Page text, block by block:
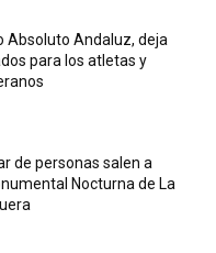
Absoluto Andaluz, deja
para los atletas y
de personas salen a
Nocturna de La